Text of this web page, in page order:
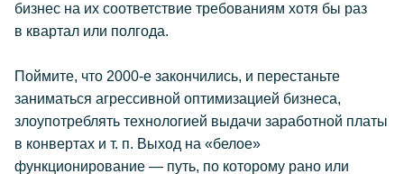
бизнес на их соответствие требованиям хотя бы раз
в квартал или полгода.
Поймите, что 2000-е закончились, и перестаньте
заниматься агрессивной оптимизацией бизнеса,
злоупотреблять технологией выдачи заработной платы
в конвертах и т. п. Выход на «белое»
функционирование — путь, по которому рано или